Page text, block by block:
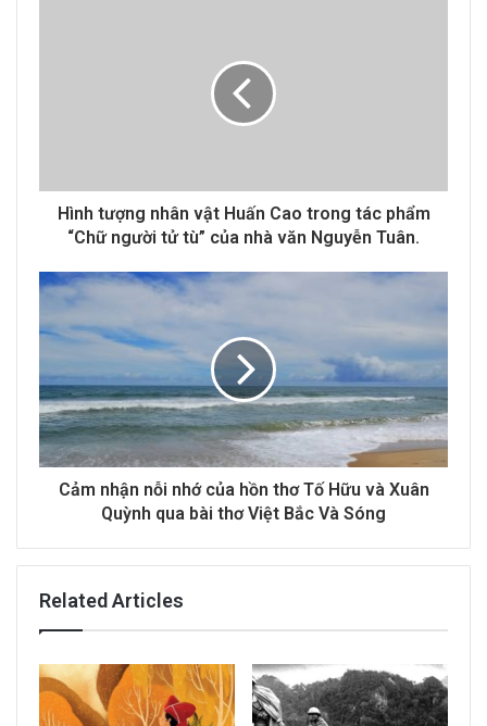
d
Hình tượng nhân vật Huấn Cao trong tác phẩm
“Chữ người tử tù” của nhà văn Nguyễn Tuân.
Cảm nhận nỗi nhớ của hồn thơ Tố Hữu và Xuân
Quỳnh qua bài thơ Việt Bắc Và Sóng
Related Articles